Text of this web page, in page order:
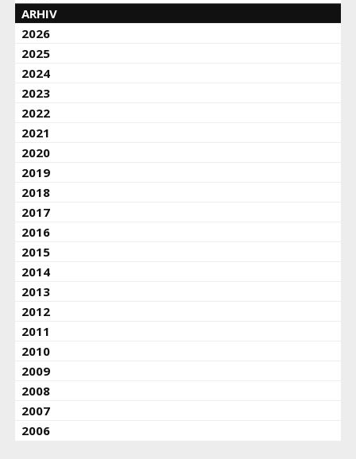
ARHIV
2026
2025
2024
2023
2022
2021
2020
2019
2018
2017
2016
2015
2014
2013
2012
2011
2010
2009
2008
2007
2006